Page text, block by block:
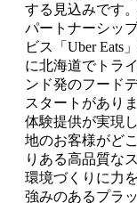
する見込みです
パートナーシッ
ビス「Uber Eats
に北海道でトラ
ンド発のフード
スタートがあり
体験提供が実現
地のお客様がど
りある高品質な
環境づくりに力
強みのあるプラ